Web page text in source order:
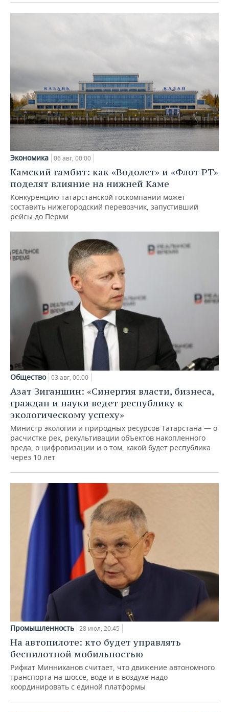
Экономика 06 авг, 00:00
Камский гамбит: как «Водолет» и «Флот РТ»
поделят влияние на нижней Каме
Конкуренцию татарстанской госкомпании может
составить нижегородский перевозчик, запустивший
рейсы до Перми
Общество 03 авг, 00:00
Азат Зиганшин: «Синергия власти, бизнеса,
граждан и науки ведет республику к
экологическому успеху»
Министр экологии и природных ресурсов Татарстана — о
расчистке рек, рекультивации объектов накопленного
вреда, о цифровизации и о том, какой будет республика
через 10 лет
Промышленность 28 июл, 20:45
На автопилоте: кто будет управлять
беспилотной мобильностью
Рифкат Минниханов считает, что движение автономного
транспорта на шоссе, воде и в воздухе надо
координировать с единой платформы